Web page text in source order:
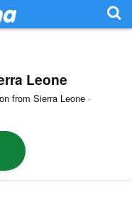
Leone
from Sierra Leone ·